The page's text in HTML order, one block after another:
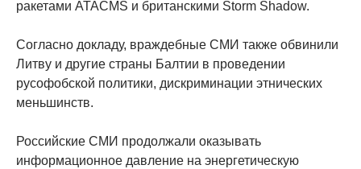
ракетами ATACMS и британскими Storm Shadow.
Согласно докладу, враждебные СМИ также обвинили
Литву и другие страны Балтии в проведении
русофобской политики, дискриминации этнических
меньшинств.
Российские СМИ продолжали оказывать
информационное давление на энергетическую